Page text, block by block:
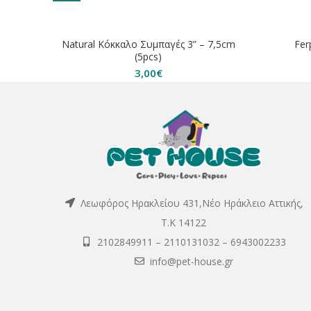
Natural Κόκκαλο Συμπαγές 3” – 7,5cm
(5pcs)
3,00€
Λεωφόρος Ηρακλείου 431,Νέο Ηράκλειο Αττικής,
Τ.Κ 14122
2102849911 – 2110131032 – 6943002233
info@pet-house.gr